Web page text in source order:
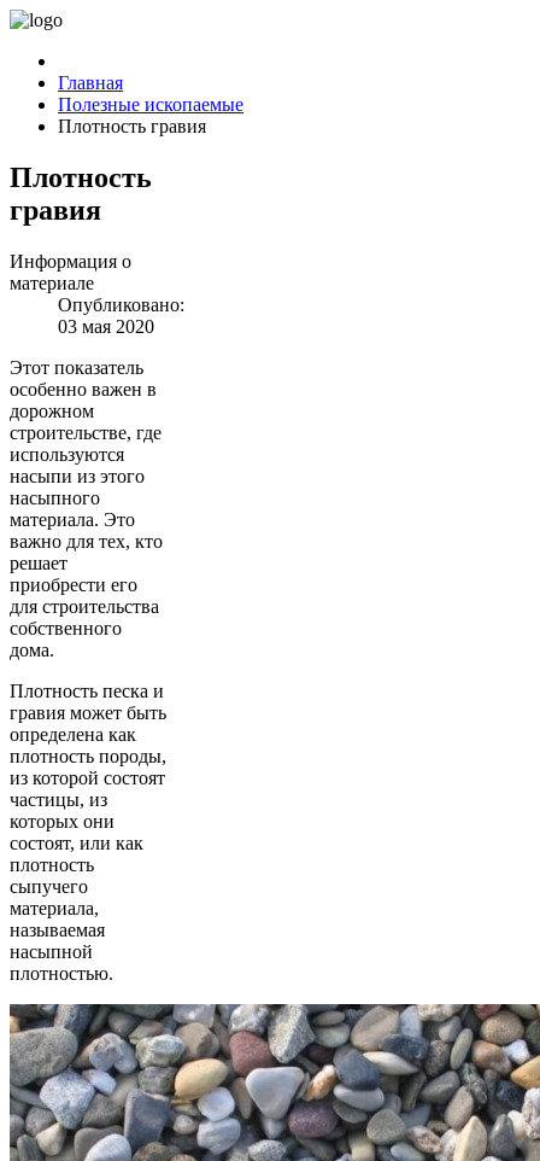
Главная
Полезные ископаемые
Плотность гравия
Плотность
гравия
Информация о
материале
Опубликовано:
03 мая 2020
Этот показатель
особенно важен в
дорожном
строительстве, где
используются
насыпи из этого
насыпного
материала. Это
важно для тех, кто
решает
приобрести его
для строительства
собственного
дома.
Плотность песка и
гравия может быть
определена как
плотность породы,
из которой состоят
частицы, из
которых они
состоят, или как
плотность
сыпучего
материала,
называемая
насыпной
плотностью.